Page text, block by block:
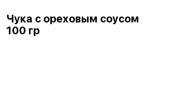
Чука с ореховым соусом
100 гр